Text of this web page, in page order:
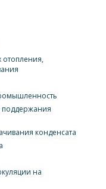
отопления,
поддержания
конденсата
на